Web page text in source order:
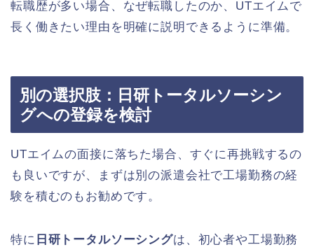
転職歴が多い場合、なぜ転職したのか、UTエイムで
長く働きたい理由を明確に説明できるように準備。
別の選択肢：日研トータルソーシン
グへの登録を検討
UTエイムの面接に落ちた場合、すぐに再挑戦するの
も良いですが、まずは別の派遣会社で工場勤務の経
験を積むのもお勧めです。
特に 日研トータルソーシングは、初心者や工場勤務